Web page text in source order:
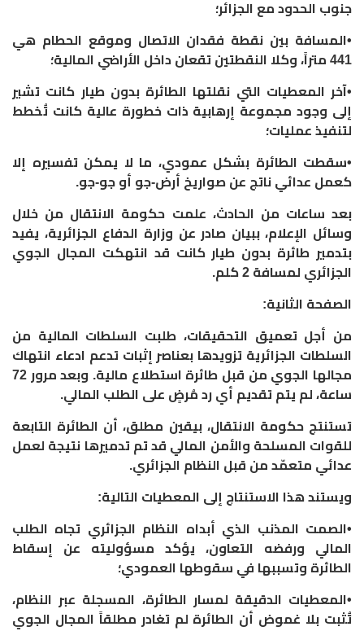
جنوب الحدود مع الجزائر؛
‏•المسافة بين نقطة فقدان الاتصال وموقع الحطام هي
441 متراً، وكلا النقطتين تقعان داخل الأراضي المالية؛
‏•آخر المعطيات التي نقلتها الطائرة بدون طيار كانت تشير
إلى وجود مجموعة إرهابية ذات خطورة عالية كانت تُخطط
لتنفيذ عمليات؛
‏•سقطت الطائرة بشكل عمودي، ما لا يمكن تفسيره إلا
كعمل عدائي ناتج عن صواريخ أرض-جو أو جو-جو.
‏بعد ساعات من الحادث، علمت حكومة الانتقال من خلال
وسائل الإعلام، ببيان صادر عن وزارة الدفاع الجزائرية، يفيد
بتدمير طائرة بدون طيار كانت قد انتهكت المجال الجوي
الجزائري لمسافة 2 كلم.
‏الصفحة الثانية:
‏من أجل تعميق التحقيقات، طلبت السلطات المالية من
السلطات الجزائرية تزويدها بعناصر إثبات تدعم ادعاء انتهاك
مجالها الجوي من قبل طائرة استطلاع مالية. وبعد مرور 72
ساعة، لم يتم تقديم أي رد مُرضٍ على الطلب المالي.
‏تستنتج حكومة الانتقال، بيقين مطلق، أن الطائرة التابعة
للقوات المسلحة والأمن المالي قد تم تدميرها نتيجة لعمل
عدائي متعمّد من قبل النظام الجزائري.
‏ويستند هذا الاستنتاج إلى المعطيات التالية:
‏•الصمت المذنب الذي أبداه النظام الجزائري تجاه الطلب
المالي ورفضه التعاون، يؤكد مسؤوليته عن إسقاط
الطائرة وتسببها في سقوطها العمودي؛
‏•المعطيات الدقيقة لمسار الطائرة، المسجلة عبر النظام،
تُثبت بلا غموض أن الطائرة لم تغادر مطلقاً المجال الجوي